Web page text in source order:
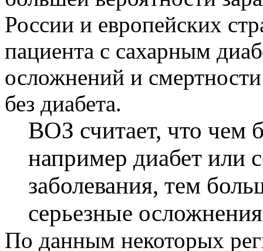
России и европейских
пациента с сахарным
осложнений и
без диабета.
ВОЗ считает, что чем
например диабет или
заболевания, тем
серьезные
По данным некоторых